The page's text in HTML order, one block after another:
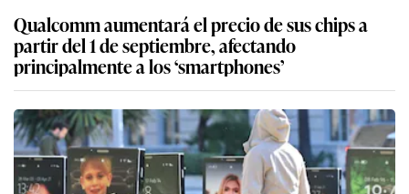
Qualcomm aumentará el precio de sus chips a
partir del 1 de septiembre, afectando
principalmente a los ‘smartphones’